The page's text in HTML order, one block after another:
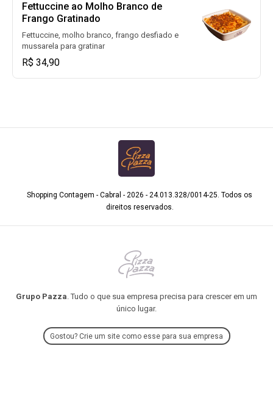
Fettuccine ao Molho Branco de
Frango Gratinado
Fettuccine, molho branco, frango desfiado e
mussarela para gratinar
R$ 34,90
Shopping Contagem - Cabral - 2026 - 24.013.328/0014-25. Todos os
direitos reservados.
Grupo Pazza. Tudo o que sua empresa precisa para crescer em um
único lugar.
Gostou? Crie um site como esse para sua empresa